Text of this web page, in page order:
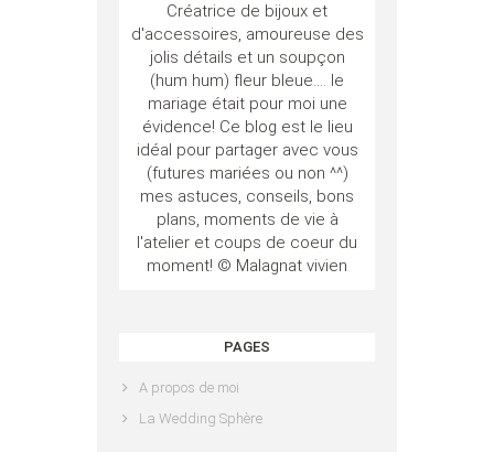
Créatrice de bijoux et
d'accessoires, amoureuse des
jolis détails et un soupçon
(hum hum) fleur bleue.... le
mariage était pour moi une
évidence! Ce blog est le lieu
idéal pour partager avec vous
(futures mariées ou non ^^)
mes astuces, conseils, bons
plans, moments de vie à
l'atelier et coups de coeur du
moment! © Malagnat vivien
PAGES
A propos de moi
La Wedding Sphère